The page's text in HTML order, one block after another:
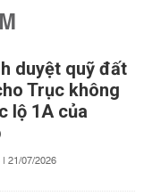
duyệt quỹ đất
Trục không
lộ 1A của
21/07/2026